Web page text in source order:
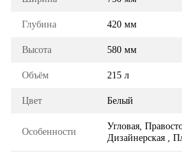
Глубина 420 мм
Высота 580 мм
Объём 215 л
Цвет Белый
Особенности
Угловая,
Дизайнерская ,